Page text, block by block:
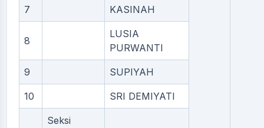
7 KASINAH
8
LUSIA
PURWANTI
9 SUPIYAH
10 SRI DEMIYATI
Seksi